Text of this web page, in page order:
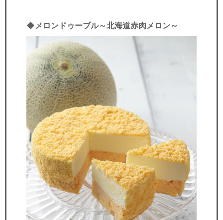
飲食店情報
◆メロンドゥーブル～北海道赤肉メロン～